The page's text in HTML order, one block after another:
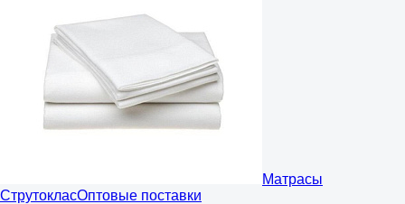
Матрасы
СтрутокласОптовые поставки